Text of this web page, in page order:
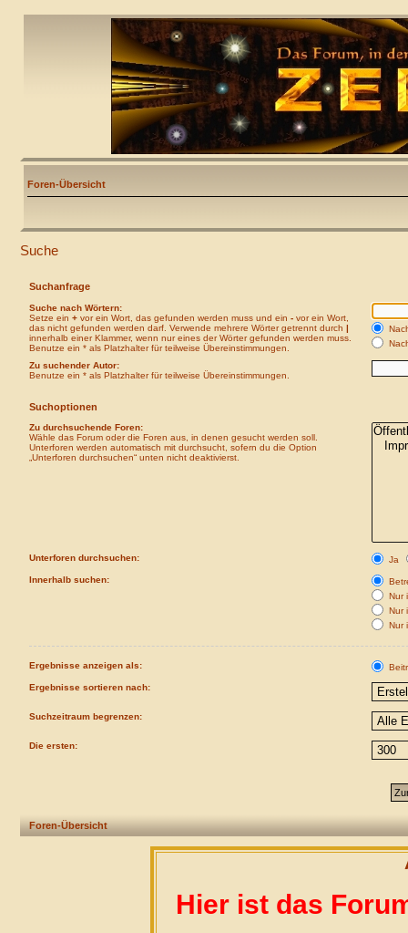
Foren-Übersicht
Suche
Suchanfrage
Suche nach Wörtern:
Setze ein + vor ein Wort, das gefunden werden muss und ein - vor ein Wort,
das nicht gefunden werden darf. Verwende mehrere Wörter getrennt durch |
innerhalb einer Klammer, wenn nur eines der Wörter gefunden werden muss.
Benutze ein * als Platzhalter für teilweise Übereinstimmungen.
Zu suchender Autor:
Benutze ein * als Platzhalter für teilweise Übereinstimmungen.
Suchoptionen
Zu durchsuchende Foren:
Wähle das Forum oder die Foren aus, in denen gesucht werden soll.
Unterforen werden automatisch mit durchsucht, sofern du die Option
„Unterforen durchsuchen“ unten nicht deaktivierst.
Unterforen durchsuchen:
Ja
Innerhalb suchen:
Nur
Nur
Nur
Ergebnisse anzeigen als:
Ergebnisse sortieren nach:
Suchzeitraum begrenzen:
Die ersten:
Foren-Übersicht
Hier ist das